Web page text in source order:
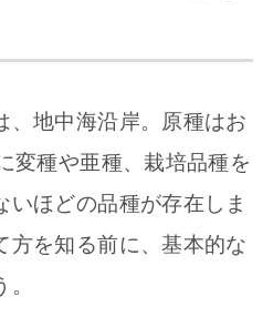
、地中海沿岸。原種はお
変種や亜種、栽培品種を
いほどの品種が存在しま
方を知る前に、基本的な